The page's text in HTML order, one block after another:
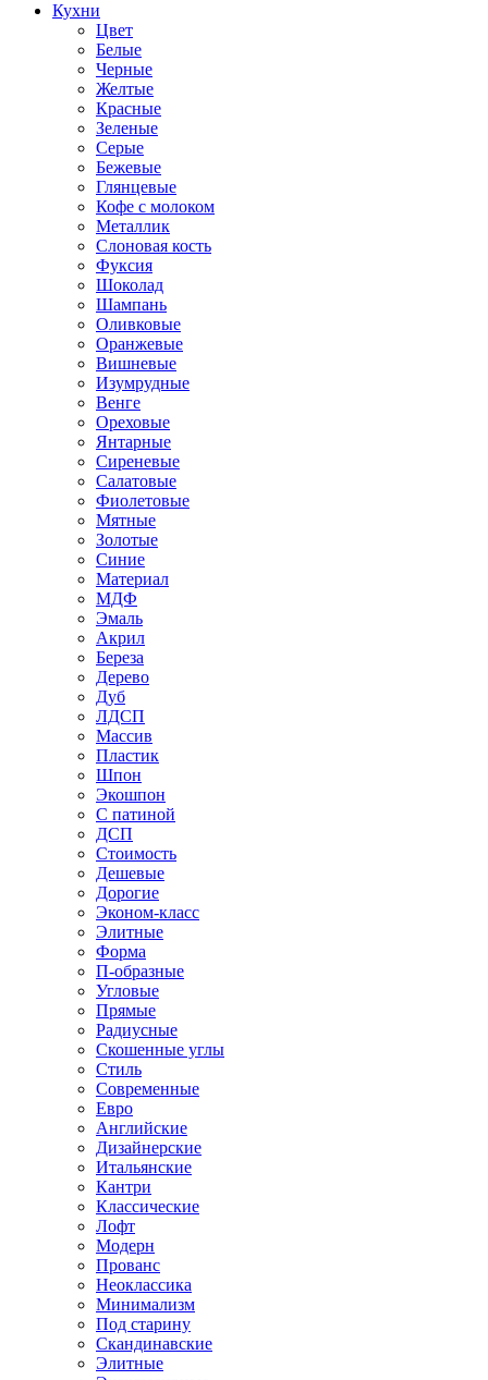
Кухни
Цвет
Белые
Черные
Желтые
Красные
Зеленые
Серые
Бежевые
Глянцевые
Кофе с молоком
Металлик
Слоновая кость
Фуксия
Шоколад
Шампань
Оливковые
Оранжевые
Вишневые
Изумрудные
Венге
Ореховые
Янтарные
Сиреневые
Салатовые
Фиолетовые
Мятные
Золотые
Синие
Материал
МДФ
Эмаль
Акрил
Береза
Дерево
Дуб
ЛДСП
Массив
Пластик
Шпон
Экошпон
С патиной
ДСП
Стоимость
Дешевые
Дорогие
Эконом-класс
Элитные
Форма
П-образные
Угловые
Прямые
Радиусные
Скошенные углы
Стиль
Современные
Евро
Английские
Дизайнерские
Итальянские
Кантри
Классические
Лофт
Модерн
Прованс
Неоклассика
Минимализм
Под старину
Скандинавские
Элитные